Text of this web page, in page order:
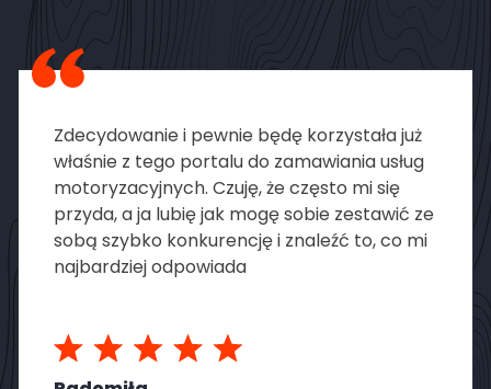
Zdecydowanie i pewnie będę korzystała już
właśnie z tego portalu do zamawiania usług
motoryzacyjnych. Czuję, że często mi się
przyda, a ja lubię jak mogę sobie zestawić ze
sobą szybko konkurencję i znaleźć to, co mi
najbardziej odpowiada